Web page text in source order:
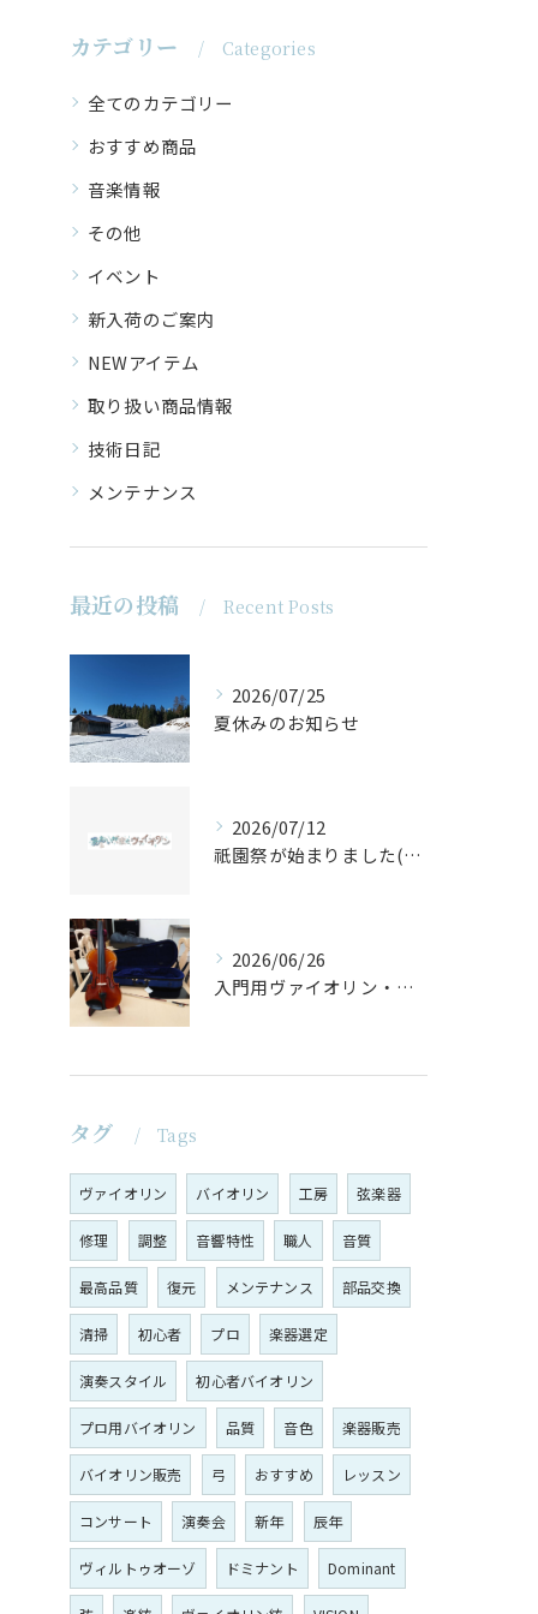
カテゴリー Categories
全てのカテゴリー
おすすめ商品
音楽情報
その他
イベント
新入荷のご案内
NEWアイテム
取り扱い商品情報
技術日記
メンテナンス
最近の投稿 Recent Posts
2026/07/25
夏休みのお知らせ
2026/07/12
祇園祭が始まりました(^^♪
2026/06/26
入門用ヴァイオリン・セットの仕上げ♪
タグ Tags
ヴァイオリン バイオリン 工房 弦楽器
修理 調整 音響特性 職人 音質
最高品質 復元 メンテナンス 部品交換
清掃 初心者 プロ 楽器選定
演奏スタイル 初心者バイオリン
プロ用バイオリン 品質 音色 楽器販売
バイオリン販売 弓 おすすめ レッスン
コンサート 演奏会 新年 辰年
ヴィルトゥオーゾ ドミナント Dominant